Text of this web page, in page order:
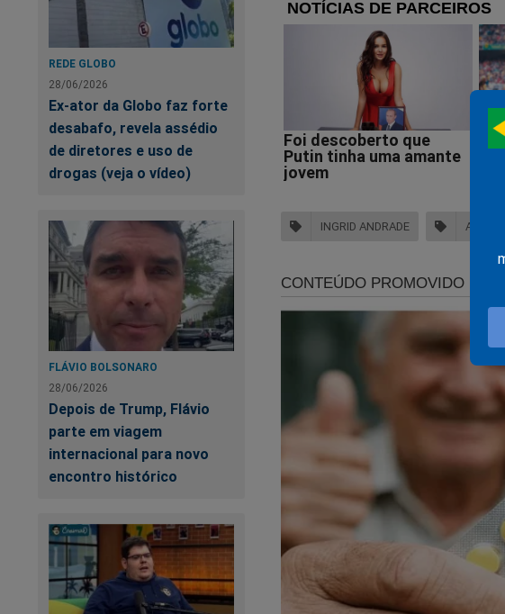
REDE GLOBO
28/06/2026
Ex-ator da Globo faz forte
desabafo, revela assédio
de diretores e uso de
drogas (veja o vídeo)
FLÁVIO BOLSONARO
28/06/2026
Depois de Trump, Flávio
parte em viagem
internacional para novo
encontro histórico
Israel impõe
mundo
Acareações
Condenado,
Preta Gil e
INGRID ANDRADE ARARI